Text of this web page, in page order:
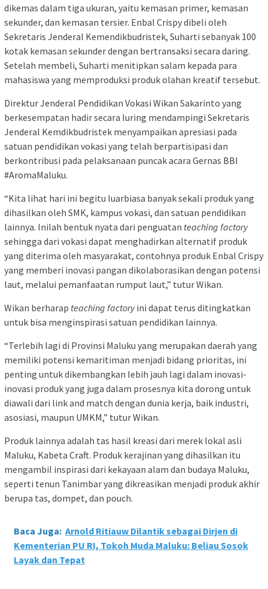
dikemas dalam tiga ukuran, yaitu kemasan primer, kemasan
sekunder, dan kemasan tersier. Enbal Crispy dibeli oleh
Sekretaris Jenderal Kemendikbudristek, Suharti sebanyak 100
kotak kemasan sekunder dengan bertransaksi secara daring.
Setelah membeli, Suharti menitipkan salam kepada para
mahasiswa yang memproduksi produk olahan kreatif tersebut.
Direktur Jenderal Pendidikan Vokasi Wikan Sakarinto yang
berkesempatan hadir secara luring mendampingi Sekretaris
Jenderal Kemdikbudristek menyampaikan apresiasi pada
satuan pendidikan vokasi yang telah berpartisipasi dan
berkontribusi pada pelaksanaan puncak acara Gernas BBI
#AromaMaluku.
“Kita lihat hari ini begitu luarbiasa banyak sekali produk yang
dihasilkan oleh SMK, kampus vokasi, dan satuan pendidikan
lainnya. Inilah bentuk nyata dari penguatan teaching factory
sehingga dari vokasi dapat menghadirkan alternatif produk
yang diterima oleh masyarakat, contohnya produk Enbal Crispy
yang memberi inovasi pangan dikolaborasikan dengan potensi
laut, melalui pemanfaatan rumput laut,” tutur Wikan.
Wikan berharap teaching factoryini dapat terus ditingkatkan
untuk bisa menginspirasi satuan pendidikan lainnya.
“Terlebih lagi di Provinsi Maluku yang merupakan daerah yang
memiliki potensi kemaritiman menjadi bidang prioritas, ini
penting untuk dikembangkan lebih jauh lagi dalam inovasi-
inovasi produk yang juga dalam prosesnya kita dorong untuk
diawali dari link and match dengan dunia kerja, baik industri,
asosiasi, maupun UMKM,” tutur Wikan.
Produk lainnya adalah tas hasil kreasi dari merek lokal asli
Maluku, Kabeta Craft. Produk kerajinan yang dihasilkan itu
mengambil inspirasi dari kekayaan alam dan budaya Maluku,
seperti tenun Tanimbar yang dikreasikan menjadi produk akhir
berupa tas, dompet, dan pouch.
Baca Juga: Arnold Ritiauw Dilantik sebagai Dirjen di
Kementerian PU RI, Tokoh Muda Maluku: Beliau Sosok
Layak dan Tepat